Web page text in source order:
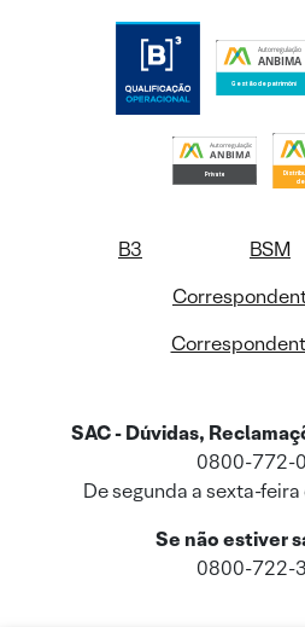
B3 BSM
SAC - Dúvidas,
0800-772-
De segunda a sexta-
Se não estiver
0800-722-